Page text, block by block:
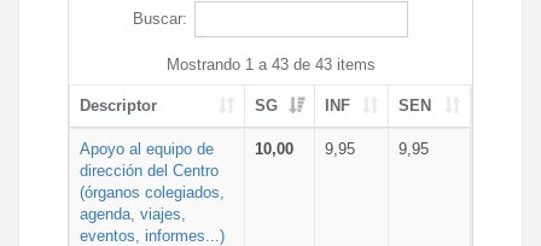
Buscar:
Mostrando 1 a 43 de 43 items
Descriptor SG INF SEN
Apoyo al equipo de
dirección del Centro
(órganos colegiados,
agenda, viajes,
eventos, informes...)
10,00 9,95 9,95